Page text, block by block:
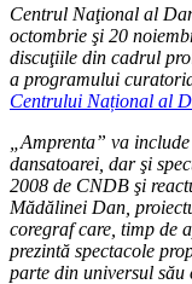
Centrul Naţional al
octombrie şi 20
discuţiile din cadrul
a programului
Centrului Național al
„Amprenta” va
dansatoarei, dar şi
2008 de CNDB şi
Mădălinei Dan,
coregraf care, timp de
prezintă spectacole
parte din universul său